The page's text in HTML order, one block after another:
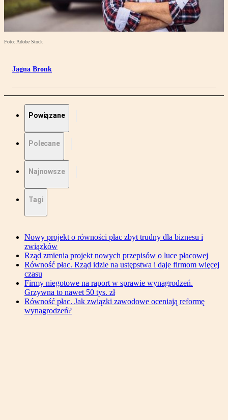
Foto: Adobe Stock
Jagna Bronk
Powiązane
Polecane
Najnowsze
Tagi
Nowy projekt o równości płac zbyt trudny dla biznesu i
związków
Rząd zmienia projekt nowych przepisów o luce płacowej
Równość płac. Rząd idzie na ustępstwa i daje firmom więcej
czasu
Firmy niegotowe na raport w sprawie wynagrodzeń.
Grzywna to nawet 50 tys. zł
Równość płac. Jak związki zawodowe oceniają reformę
wynagrodzeń?